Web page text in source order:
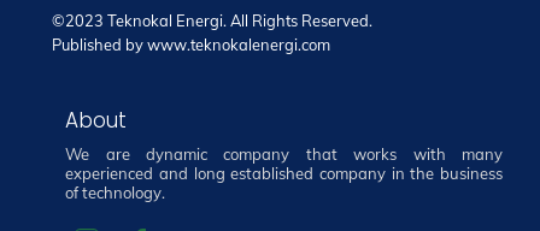
©2023 Teknokal Energi. All Rights Reserved.
Published bywww.teknokalenergi.com
About
We are dynamic company that works with many
experienced and long established company in the business
of technology.